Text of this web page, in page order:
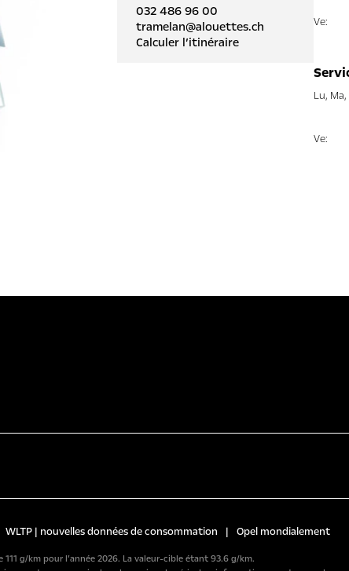
032 486 96 00
tramelan@alouettes.ch
Calculer l’itinéraire
Ve:
Lu, Ma,
Ve:
WLTP | nouvelles données de consommation | Opel mondialement
g/km pour l’année 2026. La valeur-cible étant 93.6 g/km.